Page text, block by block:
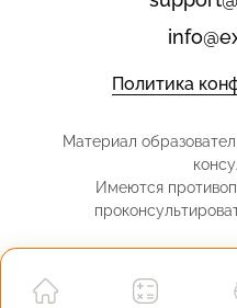
Политика
Материал
Имеются